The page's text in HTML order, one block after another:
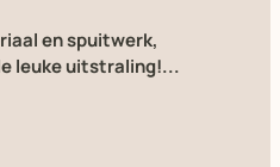
en spuitwerk,
leuke uitstraling!...